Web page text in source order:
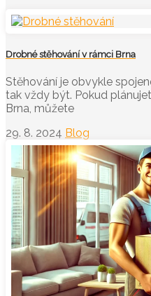
Drobné stěhování v rámci Brna
Stěhování je obvykle
tak vždy být. Pokud
Brna, můžete
29. 8. 2024 Blog